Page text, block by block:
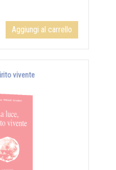
Aggiungi al carrello
vivente